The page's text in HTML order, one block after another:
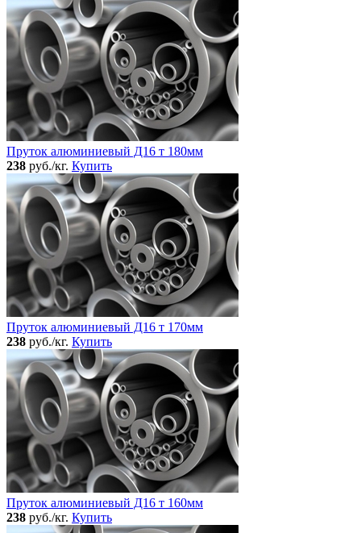
Пруток алюминиевый Д16 т 180мм
238 руб./кг. Купить
Пруток алюминиевый Д16 т 170мм
238 руб./кг. Купить
Пруток алюминиевый Д16 т 160мм
238 руб./кг. Купить